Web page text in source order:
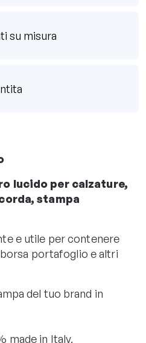
su misura
lucido per calzature,
stampa
e utile per contenere
portafoglio e altri
del tuo brand in
made in Italy.